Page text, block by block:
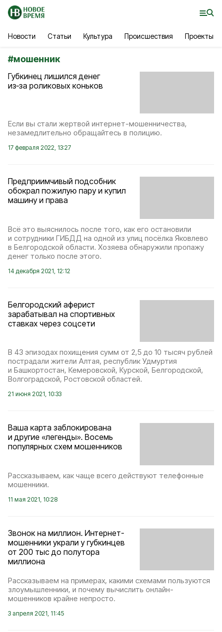
Новости Статьи Культура Происшествия Проекты
#мошенник
Губкинец лишился денег
из‑за роликовых коньков
Если вы стали жертвой интернет-мошенничества,
незамедлительно обращайтесь в полицию.
17 февраля 2022, 13:27
Предприимчивый подсобник
обокрал пожилую пару и купил
машину и права
Всё это выяснилось после того, как его остановили
и сотрудники ГИБДД на одной из улиц посёлка Яковлево
в Белгородской области. Хозяева обнаружили пропажу
денег только после этого.
14 декабря 2021, 12:12
Белгородcкий аферист
зарабатывал на спортивных
ставках через соцсети
В 43 эпизодах похищения сумм от 2,5 до 10 тысяч рублей
пострадали жители Алтая, республик Удмуртия
и Башкортостан, Кемеровской, Курской, Белгородской,
Волгоградской, Ростовской областей.
21 июня 2021, 10:33
Ваша карта заблокирована
и другие «легенды». Восемь
популярных схем мошенников
Рассказываем, как чаще всего действуют телефонные
мошенники.
11 мая 2021, 10:28
Звонок на миллион. Интернет-
мошенники украли у губкинцев
от 200 тыс до полутора
миллиона
Рассказываем на примерах, какими схемами пользуются
злоумышленники, и почему вычислить онлайн-
мошенников крайне непросто.
3 апреля 2021, 11:45